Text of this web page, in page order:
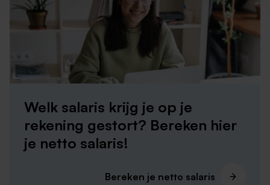
Welk salaris krijg je op je
rekening gestort? Bereken hier
je netto salaris!
Bereken je netto salaris